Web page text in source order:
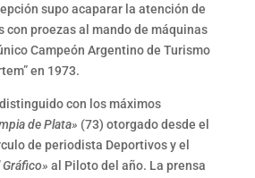
supo acaparar la atención de
con proezas al mando de máquinas
Campeón Argentino de Turismo
en 1973.
con los máximos
de Plata» (73) otorgado desde el
de periodista Deportivos y el
Gráfico» al Piloto del año. La prensa